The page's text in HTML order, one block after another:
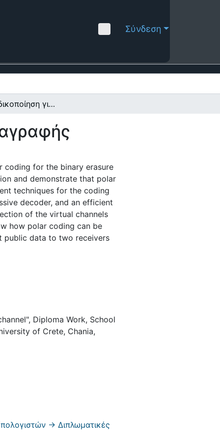
Σύνδεση
Πολική κωδικοποίηση για το δυαδικό κανάλι διαγραφής
coding for the binary erasure
and demonstrate that polar
techniques for the coding
decoder, and an efficient
of the virtual channels
how polar coding can be
public data to two receivers
Diploma Work, School
of Crete, Chania,
-> Διπλωματικές